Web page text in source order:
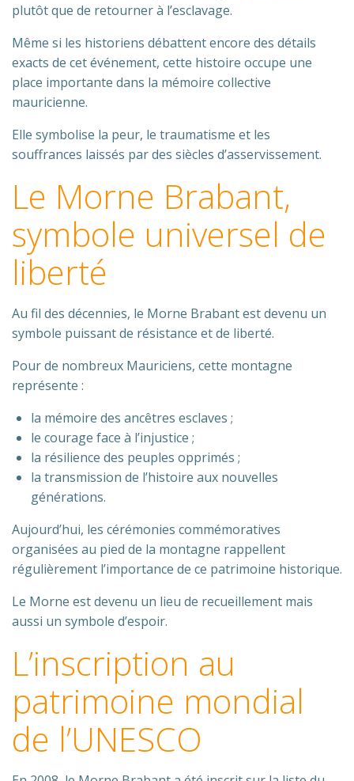
plutôt que de retourner à l’esclavage.
Même si les historiens débattent encore des détails
exacts de cet événement, cette histoire occupe une
place importante dans la mémoire collective
mauricienne.
Elle symbolise la peur, le traumatisme et les
souffrances laissés par des siècles d’asservissement.
Le Morne Brabant,
symbole universel de
liberté
Au fil des décennies, le Morne Brabant est devenu un
symbole puissant de résistance et de liberté.
Pour de nombreux Mauriciens, cette montagne
représente :
la mémoire des ancêtres esclaves ;
le courage face à l’injustice ;
la résilience des peuples opprimés ;
la transmission de l’histoire aux nouvelles
générations.
Aujourd’hui, les cérémonies commémoratives
organisées au pied de la montagne rappellent
régulièrement l’importance de ce patrimoine historique.
Le Morne est devenu un lieu de recueillement mais
aussi un symbole d’espoir.
L’inscription au
patrimoine mondial
de l’UNESCO